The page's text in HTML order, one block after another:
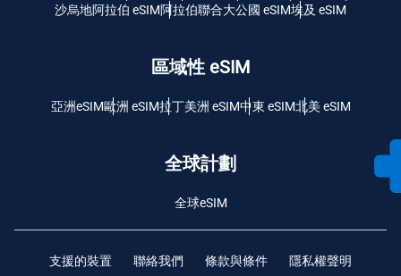
沙烏地阿拉伯 eSIM阿拉伯聯合大公國 eSIM埃及 eSIM
區域性 eSIM
亞洲eSIM歐洲 eSIM拉丁美洲 eSIM中東 eSIM北美 eSIM
全球計劃
全球eSIM
支援的裝置 聯絡我們 條款與條件 隱私權聲明